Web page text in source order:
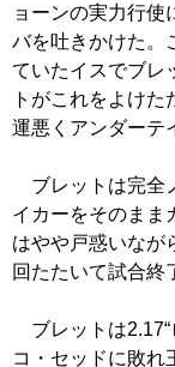
ョーンの実力行使
バを吐きかけた。
ていたイスでブレ
トがこれをよけ
運悪くアンダーテ
ブレットは完全
イカーをそのまま
はやや戸惑いなが
回たたいて試合終
ブレットは2.17“
コ・セッドに敗れ